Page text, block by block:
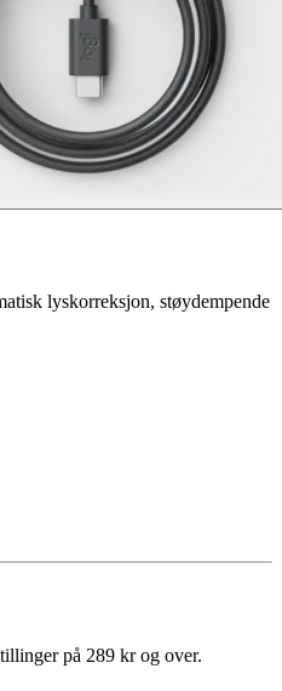
lyskorreksjon, støydempende
på 289 kr og over.